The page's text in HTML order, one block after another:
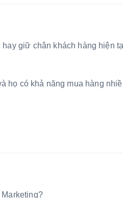
giữ chân khách hàng hiện
họ có khả năng mua hàng